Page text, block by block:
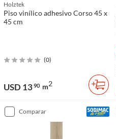
Holztek
Piso vinílico adhesivo Corso 45 x
45 cm
(0)
USD 1390 m2
comparar